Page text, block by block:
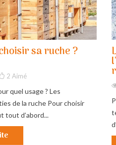
sa ruche ?
2 Aimé
quel usage ? Les
de la ruche Pour choisir
tout d’abord...